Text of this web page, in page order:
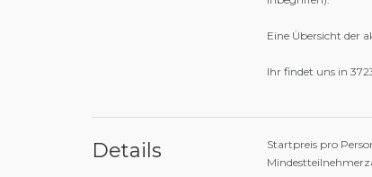
Eine Übersicht der
Ihr findet uns in
Details
Startpreis pro